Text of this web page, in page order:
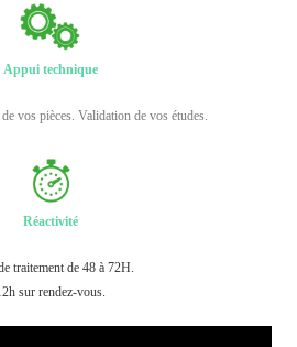
Appui technique
vos pièces. Validation de vos études.
Réactivité
traitement de 48 à 72H.
sur rendez-vous.